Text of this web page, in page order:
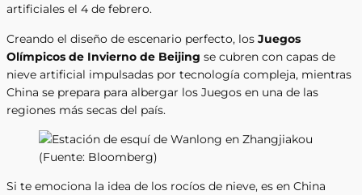
artificiales el 4 de febrero.
Creando el diseño de escenario perfecto, los Juegos
Olímpicos de Invierno de Beijing se cubren con capas de
nieve artificial impulsadas por tecnología compleja, mientras
China se prepara para albergar los Juegos en una de las
regiones más secas del país.
Si te emociona la idea de los rocíos de nieve, es en China